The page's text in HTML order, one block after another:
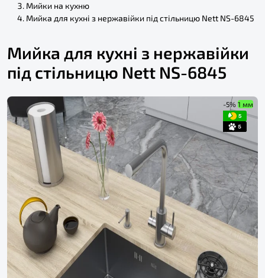
Мийки на кухню
Мийка для кухні з нержавійки під стільницю Nett NS-6845
Мийка для кухні з нержавійки
під стільницю Nett NS-6845
-5% 1 мм